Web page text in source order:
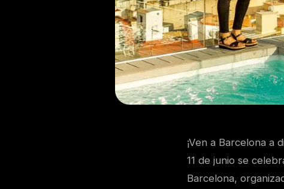
¡Ven a Barcelona a
11 de junio se
Barcelona,